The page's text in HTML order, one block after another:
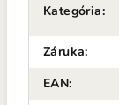
Kategória:
Záruka:
EAN: